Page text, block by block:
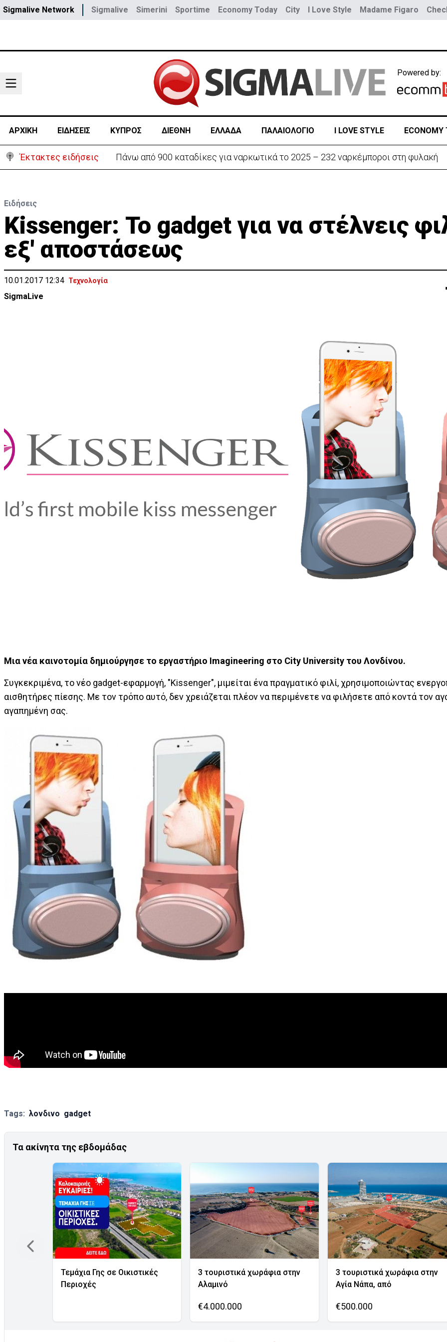
Sigmalive Network Sigmalive Simerini Sportime Economy Today City I Love Style Madame Figaro
Powered by:
ΑΡΧΙΚΗ ΕΙΔΗΣΕΙΣ ΚΥΠΡΟΣ ΔΙΕΘΝΗ ΕΛΛΑΔΑ ΠΑΛΑΙΟΛΟΓΙΟ I LOVE STYLE ECONOMY
Έκτακτες ειδήσεις Θέλει να ξαναζωντανέψει την «Corner» o Προύντζος - «Πληγώνει τις αναμνήσεις»
Ειδήσεις
Kissenger: Το gadget για να στέλνεις
εξ' αποστάσεως
10.01.2017 12:34 Τεχνολογία
SigmaLive
Μια νέα καινοτομία δημιούργησε το εργαστήριο Imagineering στο City University του Λονδίνου.
Συγκεκριμένα, το νέο gadget-εφαρμογή, "Κissenger", μιμείται ένα πραγματικό φιλί, χρησιμοποιώντας
αισθητήρες πίεσης. Με τον τρόπο αυτό, δεν χρειάζεται πλέον να περιμένετε να φιλήσετε από κοντά τον
αγαπημένη σας.
Tags: λονδινο gadget
Τα ακίνητα της εβδομάδας
Τεμάχια Γης σε Οικιστικές
Περιοχές
3 τουριστικά χωράφια στην
Αλαμινό
€4.000.000
3 τουριστικά χωράφια στην
Αγία Νάπα, από
€500.000